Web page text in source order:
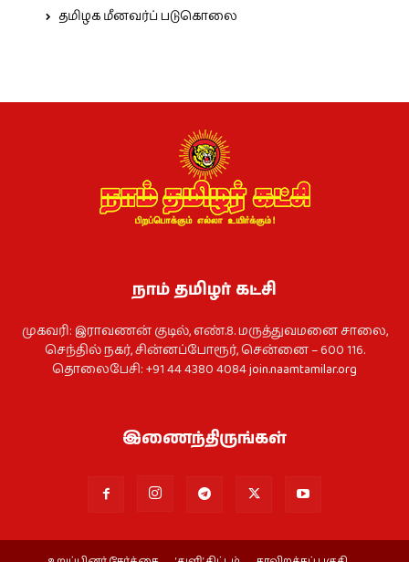
தமிழக மீனவர்ப் படுகொலை
நாம் தமிழர் கட்சி
முகவரி: இராவணன் குடில், எண்.8. மருத்துவமனை சாலை,
செந்தில் நகர், சின்னப்போரூர், சென்னை – 600 116.
தொலைபேசி: +91 44 4380 4084join.naamtamilar.org
இணைந்திருங்கள்